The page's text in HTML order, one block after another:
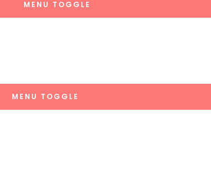
MENU TOGGLE
MENU TOGGLE